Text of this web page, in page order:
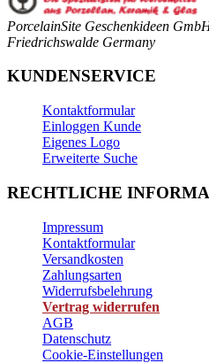
PorcelainSite Geschenkideen
Friedrichswalde Germany
KUNDENSERVICE
Kontaktformular
Einloggen Kunde
Eigenes Logo
Erweiterte Suche
RECHTLICHE
Impressum
Kontaktformular
Versandkosten
Zahlungsarten
Widerrufsbelehrung
Vertrag widerrufen
AGB
Datenschutz
Cookie-Einstellungen